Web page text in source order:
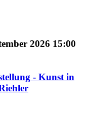
2026 15:00
- Kunst in